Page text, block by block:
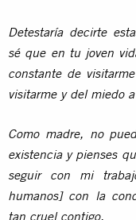
Detestaría decirte
sé que en tu joven
constante de
visitarme y del miedo
Como madre, no
existencia y pienses
seguir con mi
humanos] con la
tan cruel contigo.